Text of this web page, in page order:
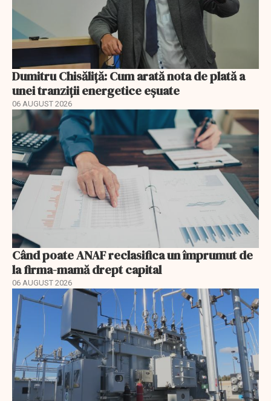
Dumitru Chisăliță: Cum arată nota de plată a
unei tranziții energetice eșuate
06 AUGUST 2026
Când poate ANAF reclasifica un împrumut de
la firma-mamă drept capital
06 AUGUST 2026